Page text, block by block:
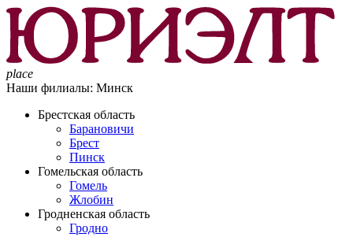
place
Наши филиалы: Минск
Брестская область
Барановичи
Брест
Пинск
Гомельская область
Гомель
Жлобин
Гродненская область
Гродно